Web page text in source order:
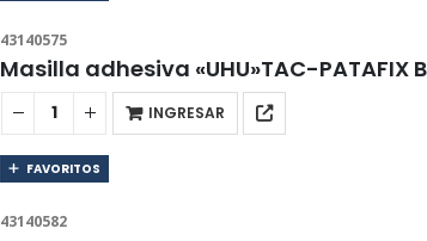
43140575
Masilla adhesiva «UHU»TAC-
INGRESAR
FAVORITOS
43140582